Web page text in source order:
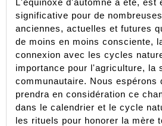
L'équinoxe d'automne a été, est
significative pour de
anciennes, actuelles et futures
de moins en moins consciente,
connexion avec les cycles
importance pour l'agriculture, la
communautaire. Nous espérons
prendra en considération ce
dans le calendrier et le cycle
les rituels pour honorer la mère